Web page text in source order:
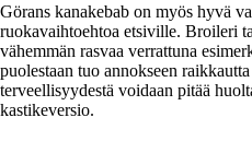
Görans kanakebab on myös hyvä
ruokavaihtoehtoa etsiville. Broileri
vähemmän rasvaa verrattuna
puolestaan tuo annokseen
terveellisyydestä voidaan pitää
kastikeversio.